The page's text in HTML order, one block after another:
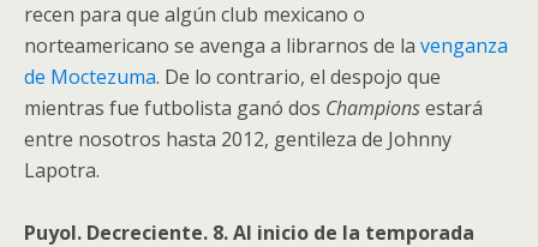
recen para que algún club mexicano o
norteamericano se avenga a librarnos de la venganza
de Moctezuma. De lo contrario, el despojo que
mientras fue futbolista ganó dos Championsestará
entre nosotros hasta 2012, gentileza de Johnny
Lapotra.
Puyol. Decreciente. 8.Al inicio de la temporada